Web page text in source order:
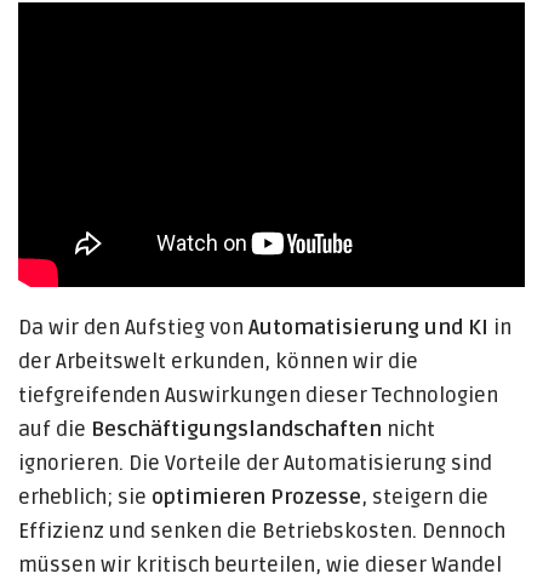
Da wir den Aufstieg von Automatisierung und KI in
der Arbeitswelt erkunden, können wir die
tiefgreifenden Auswirkungen dieser Technologien
auf die Beschäftigungslandschaften nicht
ignorieren. Die Vorteile der Automatisierung sind
erheblich; sie optimieren Prozesse, steigern die
Effizienz und senken die Betriebskosten. Dennoch
müssen wir kritisch beurteilen, wie dieser Wandel